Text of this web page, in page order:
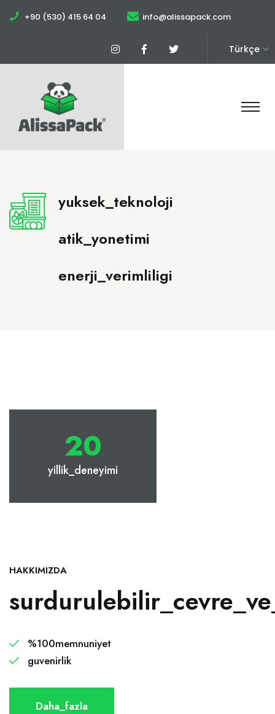
+90 (530) 415 64 04 info@alissapack.com
Türkçe
yuksek_teknoloji
atik_yonetimi
enerji_verimliligi
20
yillik_deneyimi
HAKKIMIZDA
%100memnuniyet
guvenirlik
Daha_fazla